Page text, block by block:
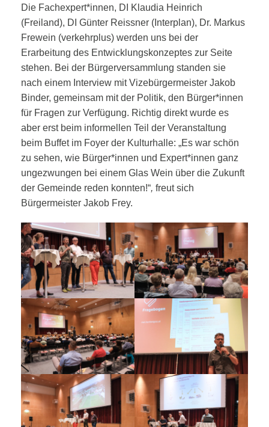
Die Fachexpert*innen, DI Klaudia Heinrich
(Freiland), DI Günter Reissner (Interplan), Dr. Markus
Frewein (verkehrplus) werden uns bei der
Erarbeitung des Entwicklungskonzeptes zur Seite
stehen. Bei der Bürgerversammlung standen sie
nach einem Interview mit Vizebürgermeister Jakob
Binder, gemeinsam mit der Politik, den Bürger*innen
für Fragen zur Verfügung. Richtig direkt wurde es
aber erst beim informellen Teil der Veranstaltung
beim Buffet im Foyer der Kulturhalle: „Es war schön
zu sehen, wie Bürger*innen und Expert*innen ganz
ungezwungen bei einem Glas Wein über die Zukunft
der Gemeinde reden konnten!“, freut sich
Bürgermeister Jakob Frey.